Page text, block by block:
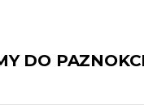
DO